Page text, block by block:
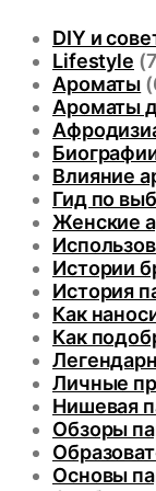
DIY и
Lifestyle
Ароматы
Ароматы
Влияние
Гид по
Женские
Истории
История
Как
Как
Личные
Нишевая
Обзоры
Основы